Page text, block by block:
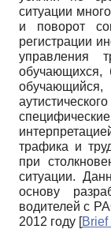
ситуации
и поворот
регистрации
управления
обучающихся,
трафика и
при
ситуации.
основу
водителей с
2012 году [Brief